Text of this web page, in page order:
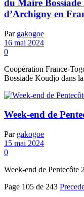
du Maire
d’Archigny en
Par gakogoe
16 mai 2024
0
Coopération France-
Bossiade Koudjo dans
Week-end de
Par gakogoe
15 mai 2024
0
Week-end de
Page 105 de 243